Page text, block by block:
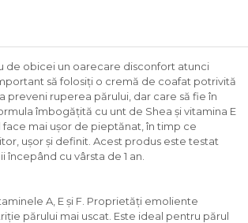
de obicei un oarecare disconfort atunci
să folosiți o cremă de coafat potrivită
preveni ruperea părului, dar care să fie în
îmbogățită cu unt de Shea și vitamina E
mai ușor de pieptănat, în timp ce
ușor și definit. Acest produs este testat
cu vârsta de 1 an.
A, E și F. Proprietăți emoliente
părului mai uscat. Este ideal pentru părul